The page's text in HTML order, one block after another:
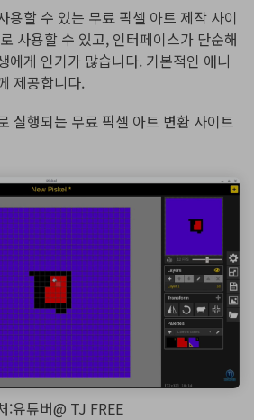
할 수 있는 무료 픽셀 아트 제작 사이
사용할 수 있고, 인터페이스가 단순해
에게 인기가 많습니다. 기본적인 애니
제공합니다.
실행되는 무료 픽셀 아트 변환 사이트
:유튜버@ TJ FREE